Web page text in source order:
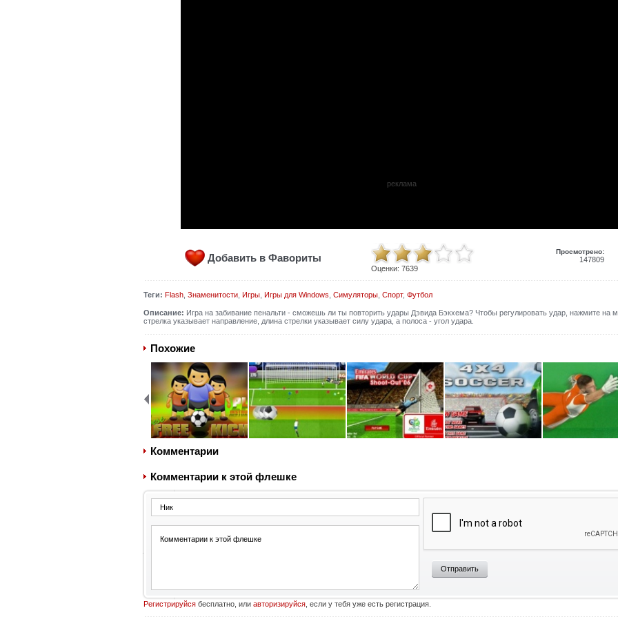
реклама
Добавить в Фавориты
Оценки: 7639
Просмотрено:
147809
Теги: Flash, Знаменитости, Игры, Игры для Windows Симуляторы, Спорт, Футбол
Описание: Игра на забивание пенальти - сможешь ли ты повторить удары Дэвида Бэкхема? Чтобы регулировать удар, нажмите на
стрелка указывает направление, длина стрелки указывает силу удара, а полоса - угол удара.
Похожие
Комментарии
Комментарии к этой флешке
Отправить
Регистрируйсябесплатно, или авторизируйся, если у тебя уже есть регистрация.